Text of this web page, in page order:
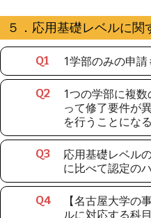
５．応用基礎レベルに関
Q1 1学部のみの申請
Q2
1つの学部に複
って修了要件が
を行うことになる
Q3
応用基礎レベル
に比べて認定の
Q4
【名古屋大学の
ルに対応する科